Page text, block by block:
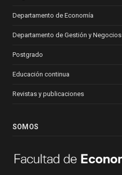
Departamento de Economía
Departamento de Gestión y Negocios
Postgrado
Educación continua
Revistas y publicaciones
SOMOS